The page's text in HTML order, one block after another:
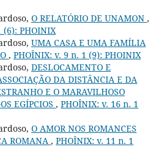
O RELATÓRIO DE UNAMON ,
(6): PHOINIX
UMA CASA E UMA FAMÍLIA
, PHOÎNIX: v. 9 n. 1 (9): PHOINIX
DESLOCAMENTO E
DA DISTÂNCIA E DA
E O MARAVILHOSO
EGÍPCIOS , PHOÎNIX: v. 16 n. 1
O AMOR NOS ROMANCES
ROMANA , PHOÎNIX: v. 11 n. 1